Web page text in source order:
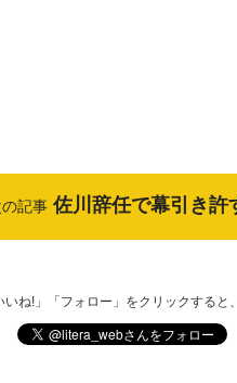
の記事 佐川辞任で幕引き許
いね!」「フォロー」をクリックする